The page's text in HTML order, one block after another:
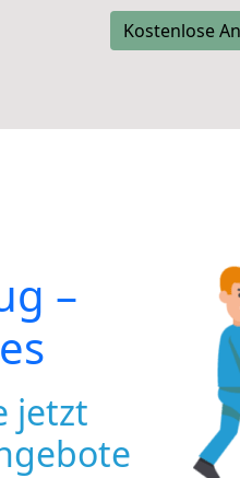
Kostenlose
–
jetzt